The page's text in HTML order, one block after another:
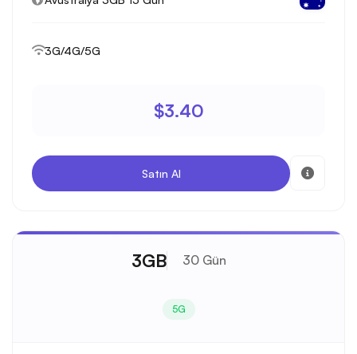
3G/4G/5G
$3.40
Satın Al
3GB 30 Gün
5G